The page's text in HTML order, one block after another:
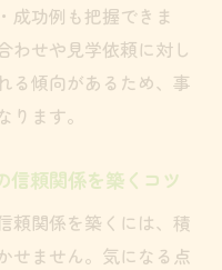
成功例も把握できま
わせや見学依頼に対し
る傾向があるため、事
ます。
信頼関係を築くコツ
頼関係を築くには、積
せません。気になる点